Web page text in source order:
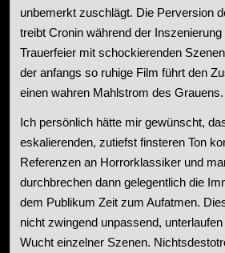
unbemerkt zuschlägt. Die Perversion
treibt Cronin während der
Trauerfeier mit schockierenden
der anfangs so ruhige Film führt den
einen wahren Mahlstrom des Grauens.
Ich persönlich hätte mir gewünscht,
eskalierenden, zutiefst finsteren Ton
Referenzen an Horrorklassiker und
durchbrechen dann gelegentlich die
dem Publikum Zeit zum Aufatmen.
nicht zwingend unpassend,
Wucht einzelner Szenen.